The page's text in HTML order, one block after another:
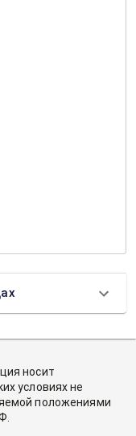
носит
условиях не
положениями